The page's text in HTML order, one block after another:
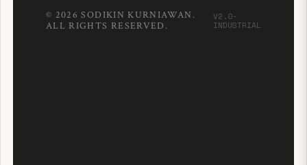
© 2026 SODIKIN KURNIAWAN.
ALL RIGHTS RESERVED.
V2.0-
INDUSTRIAL